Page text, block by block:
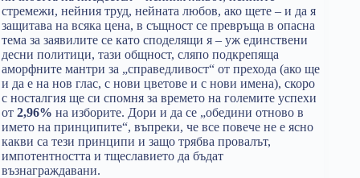
стремежи, нейния труд, нейната любов, ако щете – и да я
защитава на всяка цена, в същност се превръща в опасна
тема за заявилите се като споделящи я – уж единствени
десни политици, тази общност, сляпо подкрепяща
аморфните мантри за „справедливост“ от прехода (ако ще
и да е на нов глас, с нови цветове и с нови имена), скоро
с носталгия ще си спомня за времето на големите успехи
от 2,96% на изборите. Дори и да се „обедини отново в
името на принципите“, въпреки, че все повече не е ясно
какви са тези принципи и защо трябва провалът,
импотентността и тщеславието да бъдат
възнаграждавани.